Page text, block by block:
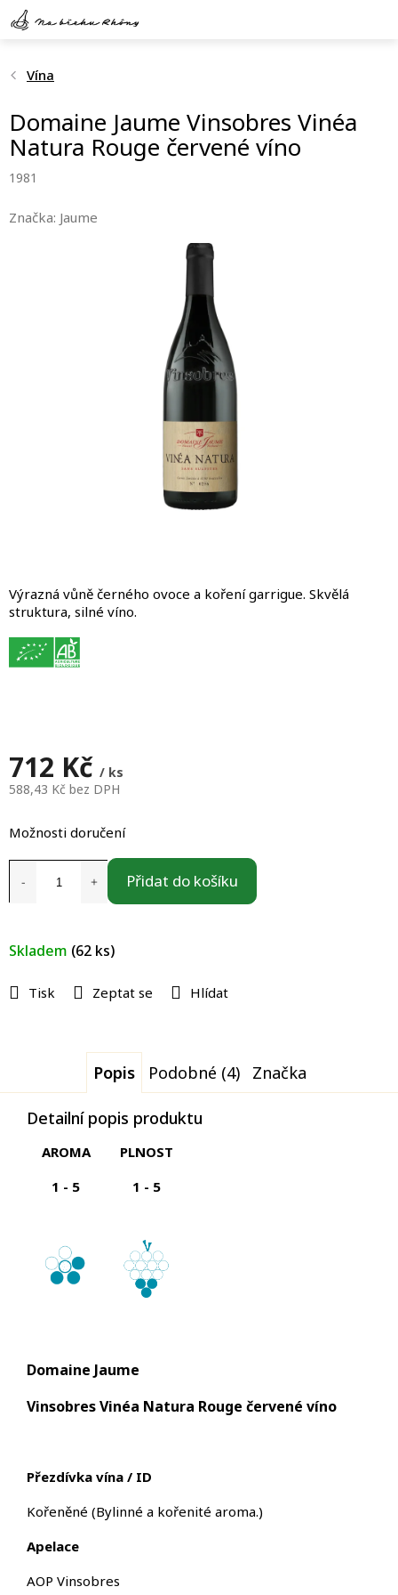
Přejít
na
Vína
Domaine Jaume Vinsobres Vinéa
Natura Rouge červené víno
1981
Značka: Jaume
712 Kč / ks
588,43 Kč bez DPH
cena:
Skladem (62 ks)
Možnosti doručení
Přidat do košíku
Výrazná vůně černého ovoce a koření garrigue. Skvělá
struktura, silné víno.
Tisk Zeptat se Hlídat
Popis Podobné (4) Značka
Detailní popis produktu
AROMA
1 - 5
PLNOST
1 - 5
Domaine Jaume
Vinsobres Vinéa Natura Rouge červené víno
Přezdívka vína / ID
Kořeněné (Bylinné a kořenité aroma.)
Apelace
AOP Vinsobres